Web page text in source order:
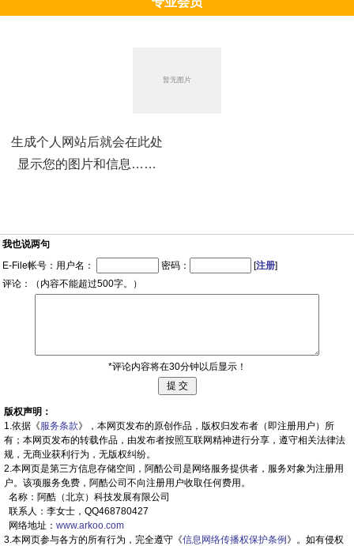
生成个人网站后就会在此处
显示您的图片和信息……
我也说两句
E-File帐号：用户名：
密码： [注册]
评论：（内容不能超过500字。）
*评论内容将在30分钟以后显示！
版权声明：
1.依据《服务条款》，本网页发布的原创作品，版权归发布者（即注册用户）所
有；本网页发布的转载作品，由发布者按照互联网精神进行分享，遵守相关法律法
规，无商业获利行为，无版权纠纷。
2.本网页是第三方信息存储空间，阿酷公司是网络服务提供者，服务对象为注册用
户。该项服务免费，阿酷公司不向注册用户收取任何费用。
名称：阿酷（北京）科技发展有限公司
联系人：李女士，QQ468780427
网络地址： www.arkoo.com
3.本网页参与各方的所有行为，完全遵守《信息网络传播权保护条例》。如有侵权